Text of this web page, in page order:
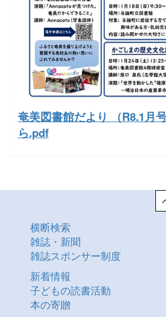
奄美図書館だより （R8.1月
ら.pdf
横断検索
雑誌・新聞
雑誌スポンサー制度
新着情報
子どもの読書活動
本の寄贈